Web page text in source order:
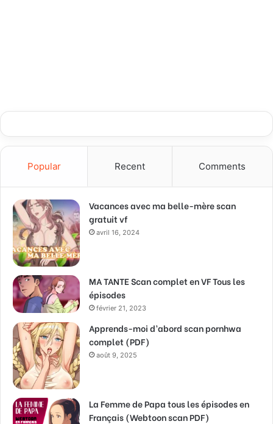
Popular Recent Comments
Vacances avec ma belle-mère scan
gratuit vf
avril 16, 2024
MA TANTE Scan complet en VF Tous les
épisodes
février 21, 2023
Apprends-moi d’abord scan pornhwa
complet (PDF)
août 9, 2025
La Femme de Papa tous les épisodes en
Français (Webtoon scan PDF)